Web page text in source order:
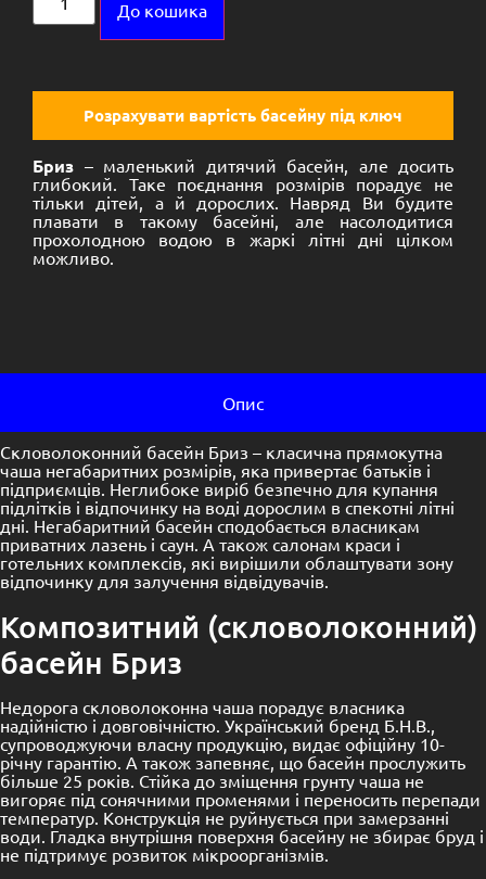
До кошика
Розрахувати вартість басейну під ключ
Бриз – маленький дитячий басейн, але досить
глибокий. Таке поєднання розмірів порадує не
тільки дітей, а й дорослих. Навряд Ви будите
плавати в такому басейні, але насолодитися
прохолодною водою в жаркі літні дні цілком
можливо.
Опис
Скловолоконний басейн Бриз – класична прямокутна
чаша негабаритних розмірів, яка привертає батьків і
підприємців. Неглибоке виріб безпечно для купання
підлітків і відпочинку на воді дорослим в спекотні літні
дні. Негабаритний басейн сподобається власникам
приватних лазень і саун. А також салонам краси і
готельних комплексів, які вирішили облаштувати зону
відпочинку для залучення відвідувачів.
Композитний (скловолоконний)
басейн Бриз
Недорога скловолоконна чаша порадує власника
надійністю і довговічністю. Український бренд Б.Н.В.,
супроводжуючи власну продукцію, видає офіційну 10-
річну гарантію. А також запевняє, що басейн прослужить
більше 25 років. Стійка до зміщення грунту чаша не
вигоряє під сонячними променями і переносить перепади
температур. Конструкція не руйнується при замерзанні
води. Гладка внутрішня поверхня басейну не збирає бруд і
не підтримує розвиток мікроорганізмів.